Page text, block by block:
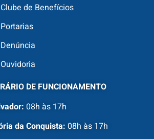
Clube de Benefícios
Portarias
Denúncia
Ouvidoria
DE FUNCIONAMENTO
08h às 17h
da Conquista: 08h às 17h